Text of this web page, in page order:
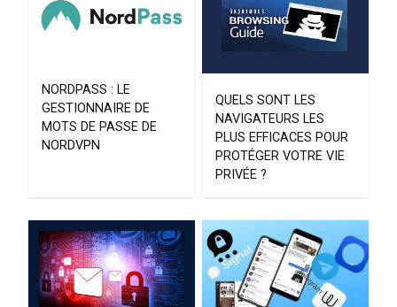
NORDPASS : LE
GESTIONNAIRE DE
MOTS DE PASSE DE
NORDVPN
QUELS SONT LES
NAVIGATEURS LES
PLUS EFFICACES POUR
PROTÉGER VOTRE VIE
PRIVÉE ?